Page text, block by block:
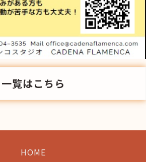
一覧はこちら
HOME